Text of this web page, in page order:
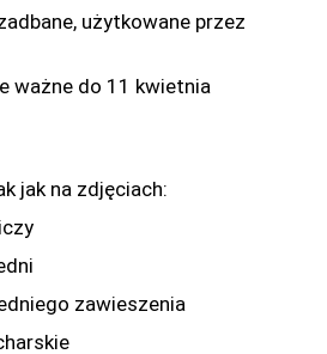
użytkowane przez
ważne do 11 kwietnia
jak na zdjęciach:
zawieszenia